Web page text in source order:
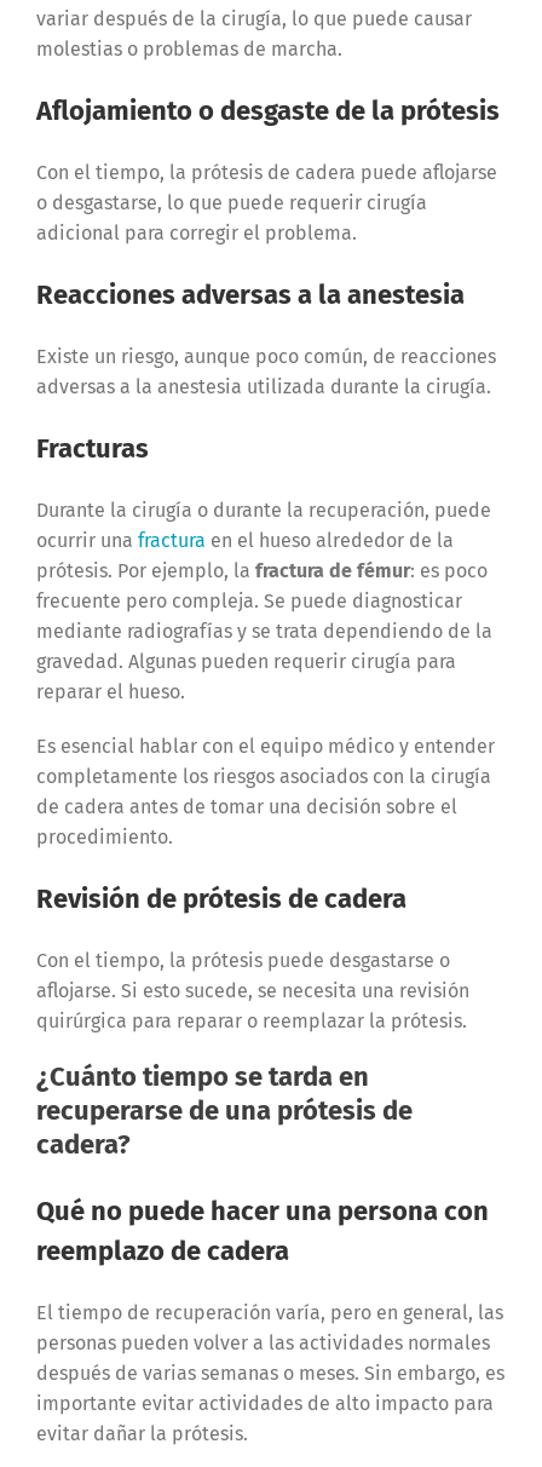
variar después de la cirugía, lo que puede causar
molestias o problemas de marcha.
Aflojamiento o desgaste de la prótesis
Con el tiempo, la prótesis de cadera puede aflojarse
o desgastarse, lo que puede requerir cirugía
adicional para corregir el problema.
Reacciones adversas a la anestesia
Existe un riesgo, aunque poco común, de reacciones
adversas a la anestesia utilizada durante la cirugía.
Fracturas
Durante la cirugía o durante la recuperación, puede
ocurrir una fractura en el hueso alrededor de la
prótesis. Por ejemplo, la fractura de fémur: es poco
frecuente pero compleja. Se puede diagnosticar
mediante radiografías y se trata dependiendo de la
gravedad. Algunas pueden requerir cirugía para
reparar el hueso.
Es esencial hablar con el equipo médico y entender
completamente los riesgos asociados con la cirugía
de cadera antes de tomar una decisión sobre el
procedimiento.
Revisión de prótesis de cadera
Con el tiempo, la prótesis puede desgastarse o
aflojarse. Si esto sucede, se necesita una revisión
quirúrgica para reparar o reemplazar la prótesis.
¿Cuánto tiempo se tarda en
recuperarse de una prótesis de
cadera?
Qué no puede hacer una persona con
reemplazo de cadera
El tiempo de recuperación varía, pero en general, las
personas pueden volver a las actividades normales
después de varias semanas o meses. Sin embargo, es
importante evitar actividades de alto impacto para
evitar dañar la prótesis.